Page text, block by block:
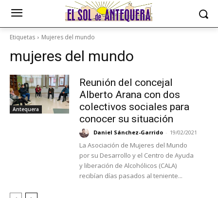
Etiquetas Mujeres del mundo
mujeres del mundo
Antequera
Reunión del concejal
Alberto Arana con dos
colectivos sociales para
conocer su situación
Daniel Sánchez-Garrido - 19/02/2021
La Asociación de Mujeres del Mundo
por su Desarrollo y el Centro de Ayuda
y liberación de Alcohólicos (CALA)
recibían días pasados al teniente...